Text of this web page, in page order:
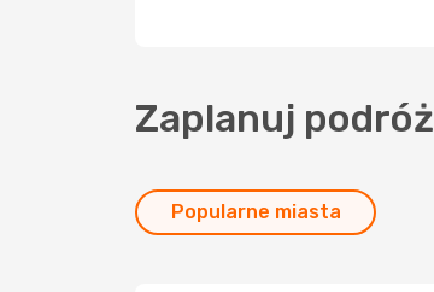
Zaplanuj podróż
Popularne miasta